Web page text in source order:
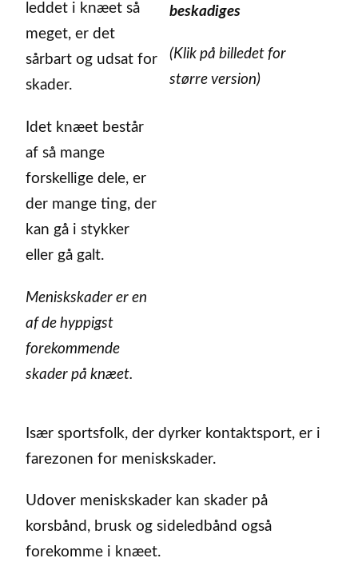
leddet i knæet så
meget, er det
sårbart og udsat for
skader.
Idet knæet består
af så mange
forskellige dele, er
der mange ting, der
kan gå i stykker
eller gå galt.
Meniskskader er en
af de hyppigst
forekommende
skader på knæet.
beskadiges
(Klik på billedet for
større version)
Især sportsfolk, der dyrker kontaktsport, er i
farezonen for meniskskader.
Udover meniskskader kan skader på
korsbånd, brusk og sideledbånd også
forekomme i knæet.